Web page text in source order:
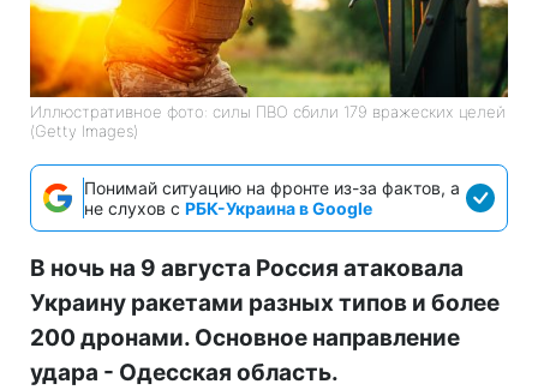
Иллюстративное фото: силы ПВО сбили 179 вражеских целей
(Getty Images)
Понимай ситуацию на фронте из-за фактов, а
не слухов с РБК-Украина в Google
В ночь на 9 августа Россия атаковала
Украину ракетами разных типов и более
200 дронами. Основное направление
удара - Одесская область.